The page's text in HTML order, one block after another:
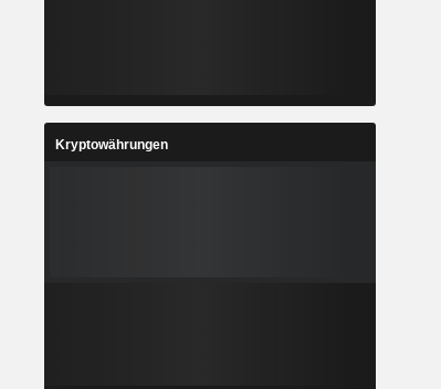
Kryptowährungen